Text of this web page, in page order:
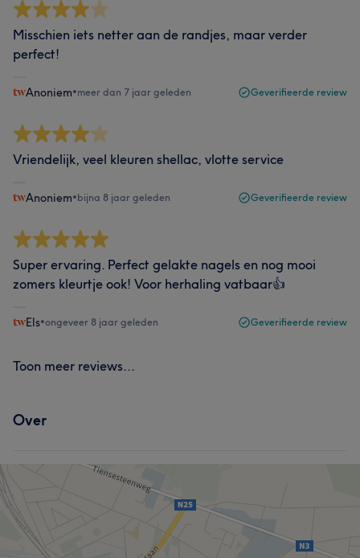
Misschien iets netter aan de randjes, maar verder
perfect!
Anoniem•meer dan 7 jaar geleden Geverifieerde review
Vriendelijk, veel kleuren shellac, vlotte service
Anoniem•bijna 8 jaar geleden Geverifieerde review
Super ervaring. Perfect gelakte nagels en nog mooi
zomers kleurtje ook! Voor herhaling vatbaar👍
Els•ongeveer 8 jaar geleden Geverifieerde review
Toon meer reviews...
Over